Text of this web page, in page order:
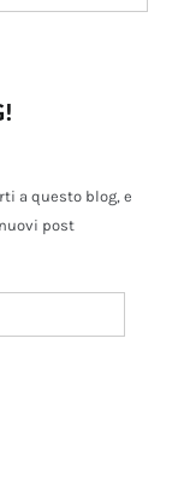
a questo blog, e
post